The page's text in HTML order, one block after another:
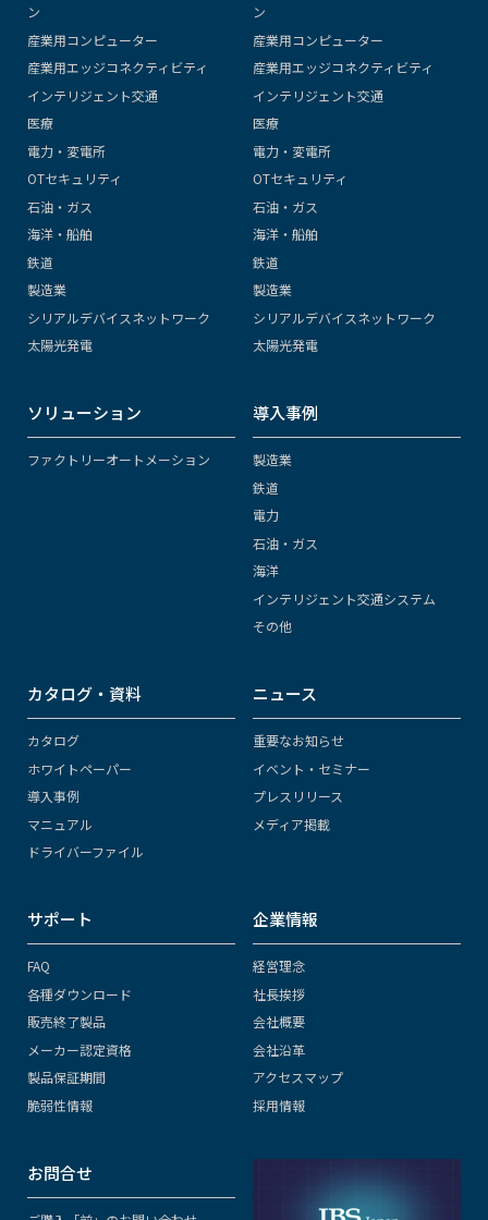
ン
産業用コンピューター
産業用エッジコネクティビティ
インテリジェント交通
医療
電力・変電所
OTセキュリティ
石油・ガス
海洋・船舶
鉄道
製造業
シリアルデバイスネットワーク
太陽光発電
ン
産業用コンピューター
産業用エッジコネクティビティ
インテリジェント交通
医療
電力・変電所
OTセキュリティ
石油・ガス
海洋・船舶
鉄道
製造業
シリアルデバイスネットワーク
太陽光発電
ソリューション
ファクトリーオートメーション
導入事例
製造業
鉄道
電力
石油・ガス
海洋
インテリジェント交通システム
その他
カタログ・資料
カタログ
ホワイトペーパー
導入事例
マニュアル
ドライバーファイル
ニュース
重要なお知らせ
イベント・セミナー
プレスリリース
メディア掲載
サポート
FAQ
各種ダウンロード
販売終了製品
メーカー認定資格
製品保証期間
脆弱性情報
企業情報
経営理念
社長挨拶
会社概要
会社沿革
アクセスマップ
採用情報
お問合せ